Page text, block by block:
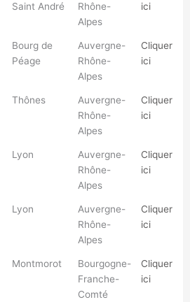
Saint André
Rhône-
Alpes
ici
Bourg de
Péage
Auvergne-
Rhône-
Alpes
Cliquer
ici
Thônes
Auvergne-
Rhône-
Alpes
Cliquer
ici
Lyon
Auvergne-
Rhône-
Alpes
Cliquer
ici
Lyon
Auvergne-
Rhône-
Alpes
Cliquer
ici
Montmorot
Bourgogne-
Franche-
Comté
Cliquer
ici